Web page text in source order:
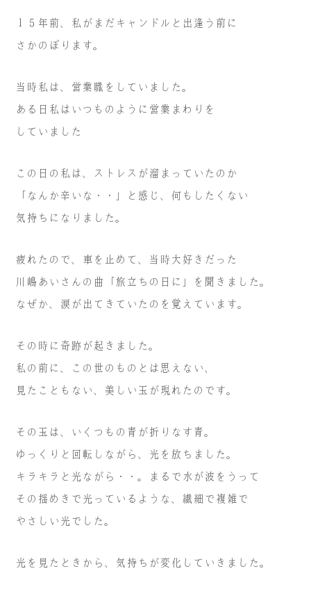
１５年前、私がまだキャンドルと出逢う前に
さかのぼります。
当時私は、営業職をしていました。
ある日私はいつものように 営業まわりを
していました
この日の私は、ストレスが溜まっていたのか
「なんか辛いな・・」と感じ、何もしたくない
気持ちになりました。
疲れたので、車を止めて、当時大好きだった
川嶋あいさんの曲
「旅立ちの日に」を聞きました。
なぜか、涙が出てきていたのを覚えています。
その時に奇跡が起きました。
私の前に、この世のものとは思えない、
見たこともない、
美しい玉が現れたのです。
その玉は、いくつもの青が折りなす青。
ゆっくりと回転しながら、光を放ちました。
キラキラと光ながら・・。まるで水が波をうって
その揺めきで光っているような、繊細で複雑で
やさしい光でした。
光を見たときから、気持ちが変化していきました。